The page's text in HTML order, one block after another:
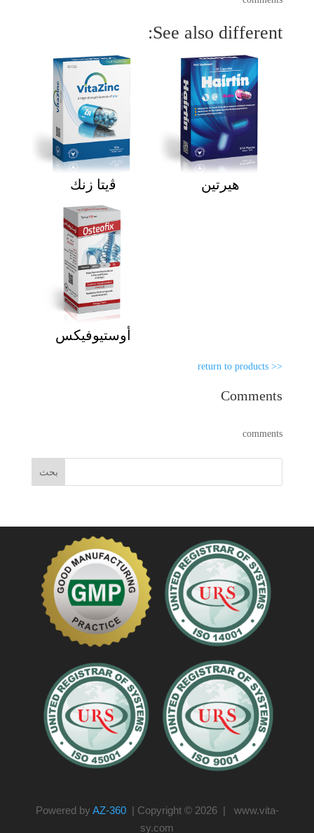
See also different:
ﭬيتا زنك هيرتين
أوستيوفيكس
<< return to products
Comments
comments
Powered by AZ-360| Copyright © 2026 | www.vita-
sy.com